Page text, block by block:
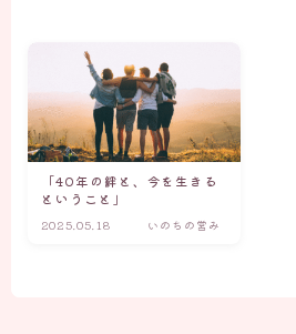
いのちの和を開いた理由
プロローグ ごあいさつ
ケアメニュー、講座について・
ブログ
「40年の絆と、今を生きる
ということ」
2025.05.18 いのちの営み